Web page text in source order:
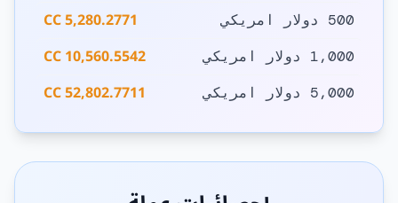
500 دولار امريكي 5,280.2771 CC
1,000 دولار امريكي 10,560.5542 CC
5,000 دولار امريكي 52,802.7711 CC